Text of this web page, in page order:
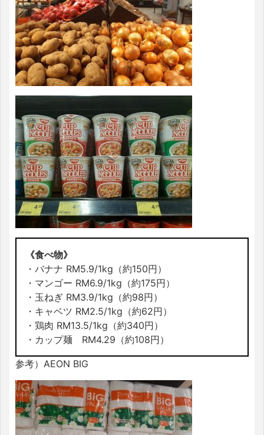
《食べ物》
・バナナ RM5.9/1kg（約150円）
・マンゴー RM6.9/1kg（約175円）
・玉ねぎ RM3.9/1kg（約98円）
・キャベツ RM2.5/1kg（約62円）
・鶏肉 RM13.5/1kg（約340円）
・カップ麺 RM4.29（約108円）
参考）AEON BIG